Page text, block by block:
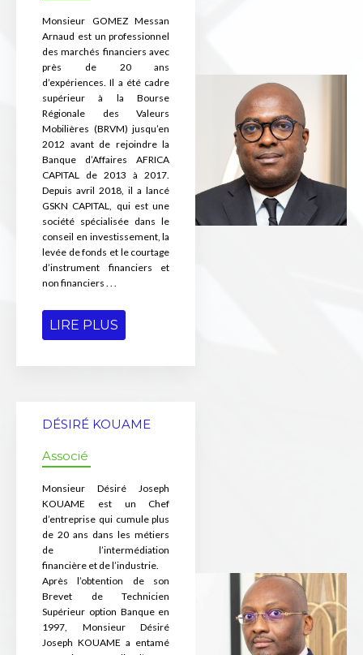
Monsieur GOMEZ Messan
Arnaud est un professionnel
des marchés financiers avec
près de 20 ans
d’expériences. Il a été cadre
supérieur à la Bourse
Régionale des Valeurs
Mobilières (BRVM) jusqu’en
2012 avant de rejoindre la
Banque d’Affaires AFRICA
CAPITAL de 2013 à 2017.
Depuis avril 2018, il a lancé
GSKN CAPITAL, qui est une
société spécialisée dans le
conseil en investissement, la
levée de fonds et le courtage
d’instrument financiers et
non financiers . . .
LIRE PLUS
DÉSIRÉ KOUAME
Associé
Monsieur Désiré Joseph
KOUAME est un Chef
d’entreprise qui cumule plus
de 20 ans dans les métiers
de l’intermédiation
financière et de l’industrie.
Après l’obtention de son
Brevet de Technicien
Supérieur option Banque en
1997, Monsieur Désiré
Joseph KOUAME a entamé